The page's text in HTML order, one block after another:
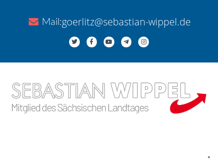
Mail:goerlitz@sebastian-wippel.de
.